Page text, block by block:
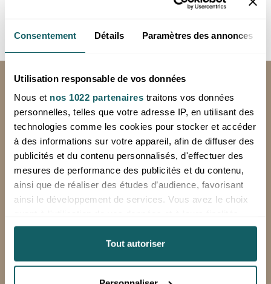
Consentement Détails Paramètres des annonces
Utilisation responsable de vos données
Nous et nos 1022 partenaires traitons vos données
personnelles, telles que votre adresse IP, en utilisant des
technologies comme les cookies pour stocker et accéder
à des informations sur votre appareil, afin de diffuser des
publicités et du contenu personnalisés, d'effectuer des
mesures de performance des publicités et du contenu,
ainsi que de réaliser des études d’audience, favorisant
ainsi le développement de services. Vous avez le choix
Vous pouvez modifier ou retirer votre consentement à
tout moment en consultant la Déclaration relative aux
cookies ou en cliquant sur l'icône de confidentialité.
Tout autoriser
leur pureté et leur efficacité énergétique.
LIVRAISON GRATUITE
en France métropolitaine, hors corse en
24 à 72h (jours ouvrés), à partir de 250€
HT d'achat
*Hors livraison spéciale (Chronopost, sur palette)
Minimum de commande: 100€ HT
RETOURS OFFERTS
sur votre première commande avec notre
étiquette de retour prépayée